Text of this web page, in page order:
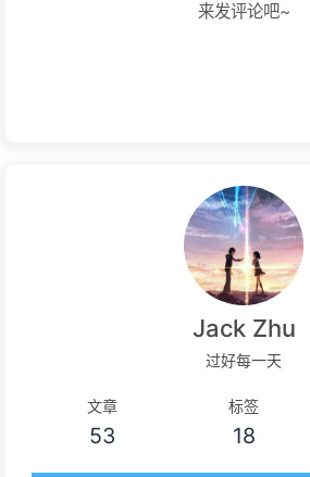
来发评论吧~
Jack Zhu
过好每一天
文章
53
标签
18